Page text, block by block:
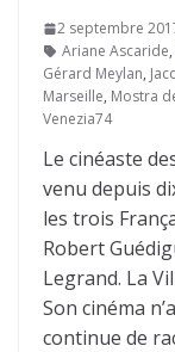
2 septembre
Ariane Ascaride,
Gérard Meylan,
Marseille, Mostra
Venezia74
Le cinéaste
venu depuis
les trois
Robert
Legrand. La
Son cinéma
continue de